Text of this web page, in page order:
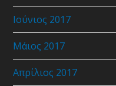
Ιούνιος 2017
Μάιος 2017
Απρίλιος 2017